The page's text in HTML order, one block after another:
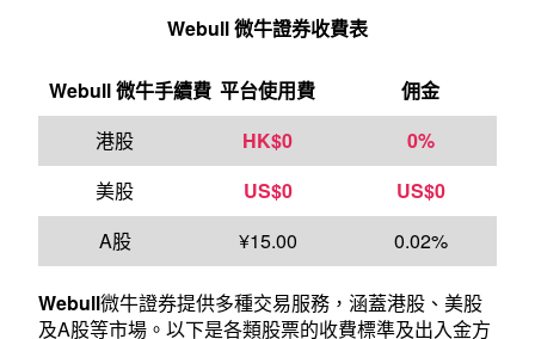
Webull 微牛證券收費表
Webull 微牛手續費 平台使用費
佣金
港股
HK$0
0%
美股
US$0
US$0
A股
¥15.00 0.02%
Webull微牛證券提供多種交易服務，涵蓋港股、美股
及A股等市場。以下是各類股票的收費標準及出入金方